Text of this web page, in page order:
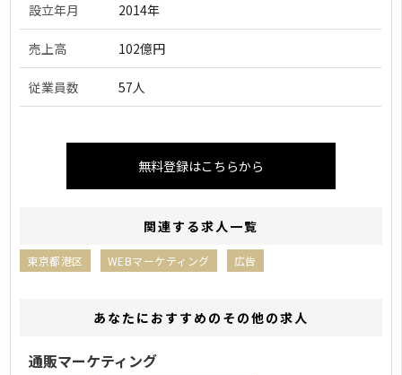
設立年月 2014年
売上高 102億円
従業員数 57人
無料登録はこちらから
関連する求人一覧
東京都港区 WEBマーケティング 広告
あなたにおすすめのその他の求人
通販マーケティング